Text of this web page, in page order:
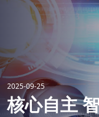
2025-09-25
核心自主